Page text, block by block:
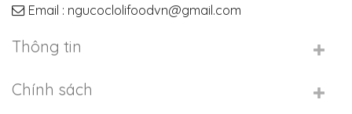
Email : ngucoclolifoodvn@gmail.com
Thông tin
Chính sách